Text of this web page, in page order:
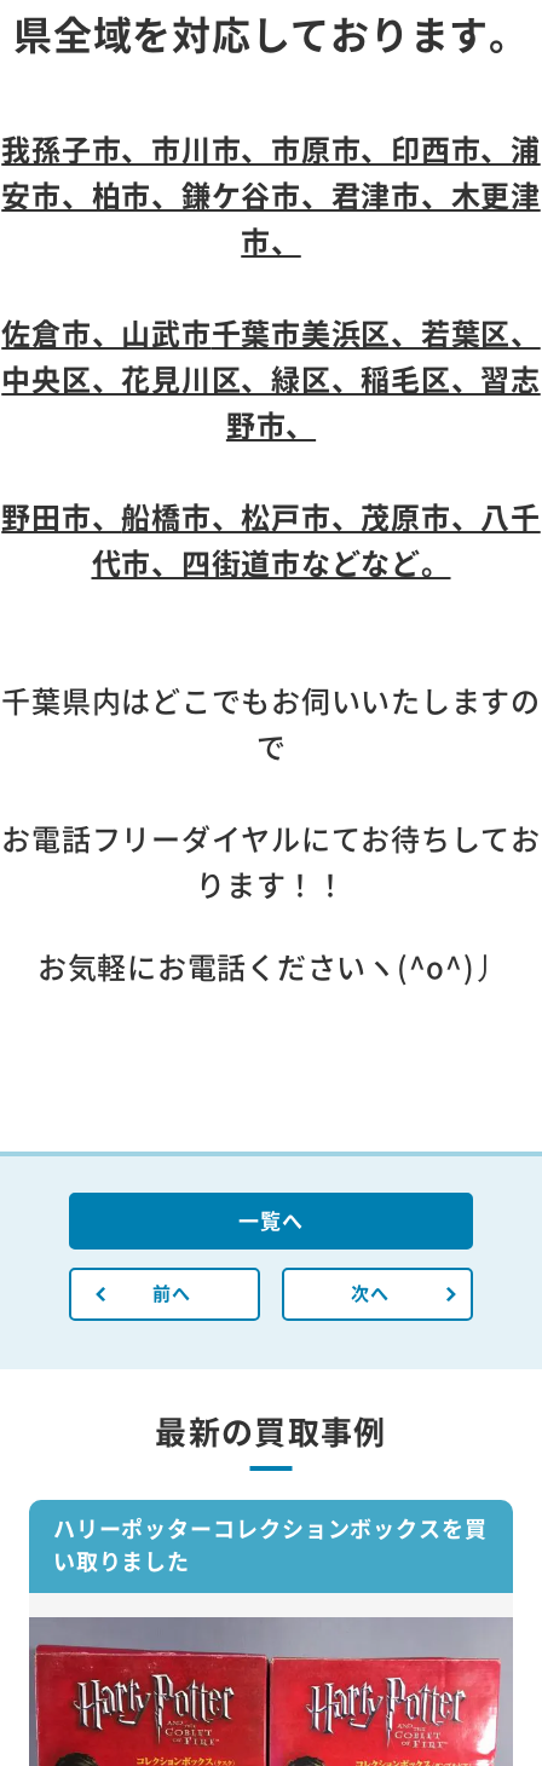
県全域を対応しております。
我孫子市、市川市、市原市、印西市、浦
安市、柏市、鎌ケ谷市、君津市、木更津
市、
佐倉市、山武市千葉市美浜区、若葉区、
中央区、花見川区、緑区、稲毛区、習志
野市、
野田市、船橋市、松戸市、茂原市、八千
代市、四街道市などなど。
千葉県内はどこでもお伺いいたしますの
で
お電話フリーダイヤルにてお待ちしてお
ります！！
お気軽にお電話くださいヽ(^o^)丿
前へ
一覧へ
次へ
最新の買取事例
ハリーポッターコレクションボックスを買
い取りました